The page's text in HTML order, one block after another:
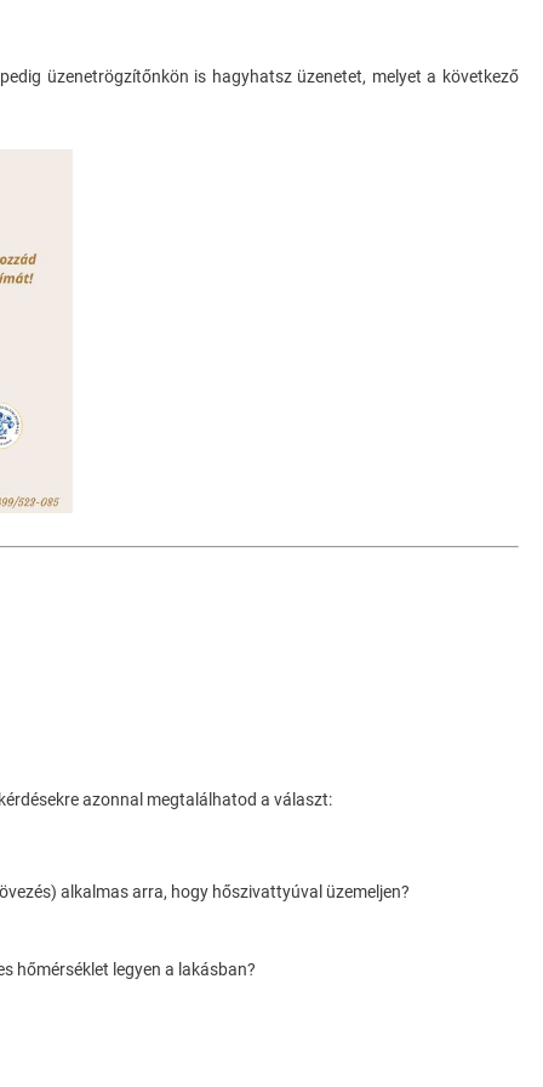
üzenetrögzítőnkön is hagyhatsz üzenetet, melyet a következő
azonnal megtalálhatod a választ:
alkalmas arra, hogy hőszivattyúval üzemeljen?
hőmérséklet legyen a lakásban?